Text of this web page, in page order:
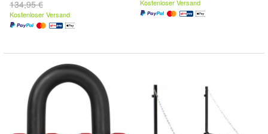
134,95 €
Kostenloser Versand
Kostenloser Versand